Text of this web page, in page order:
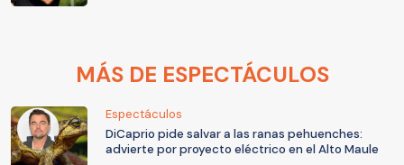
MÁS DE ESPECTÁCULOS
Espectáculos
DiCaprio pide salvar a las ranas pehuenches:
advierte por proyecto eléctrico en el Alto Maule